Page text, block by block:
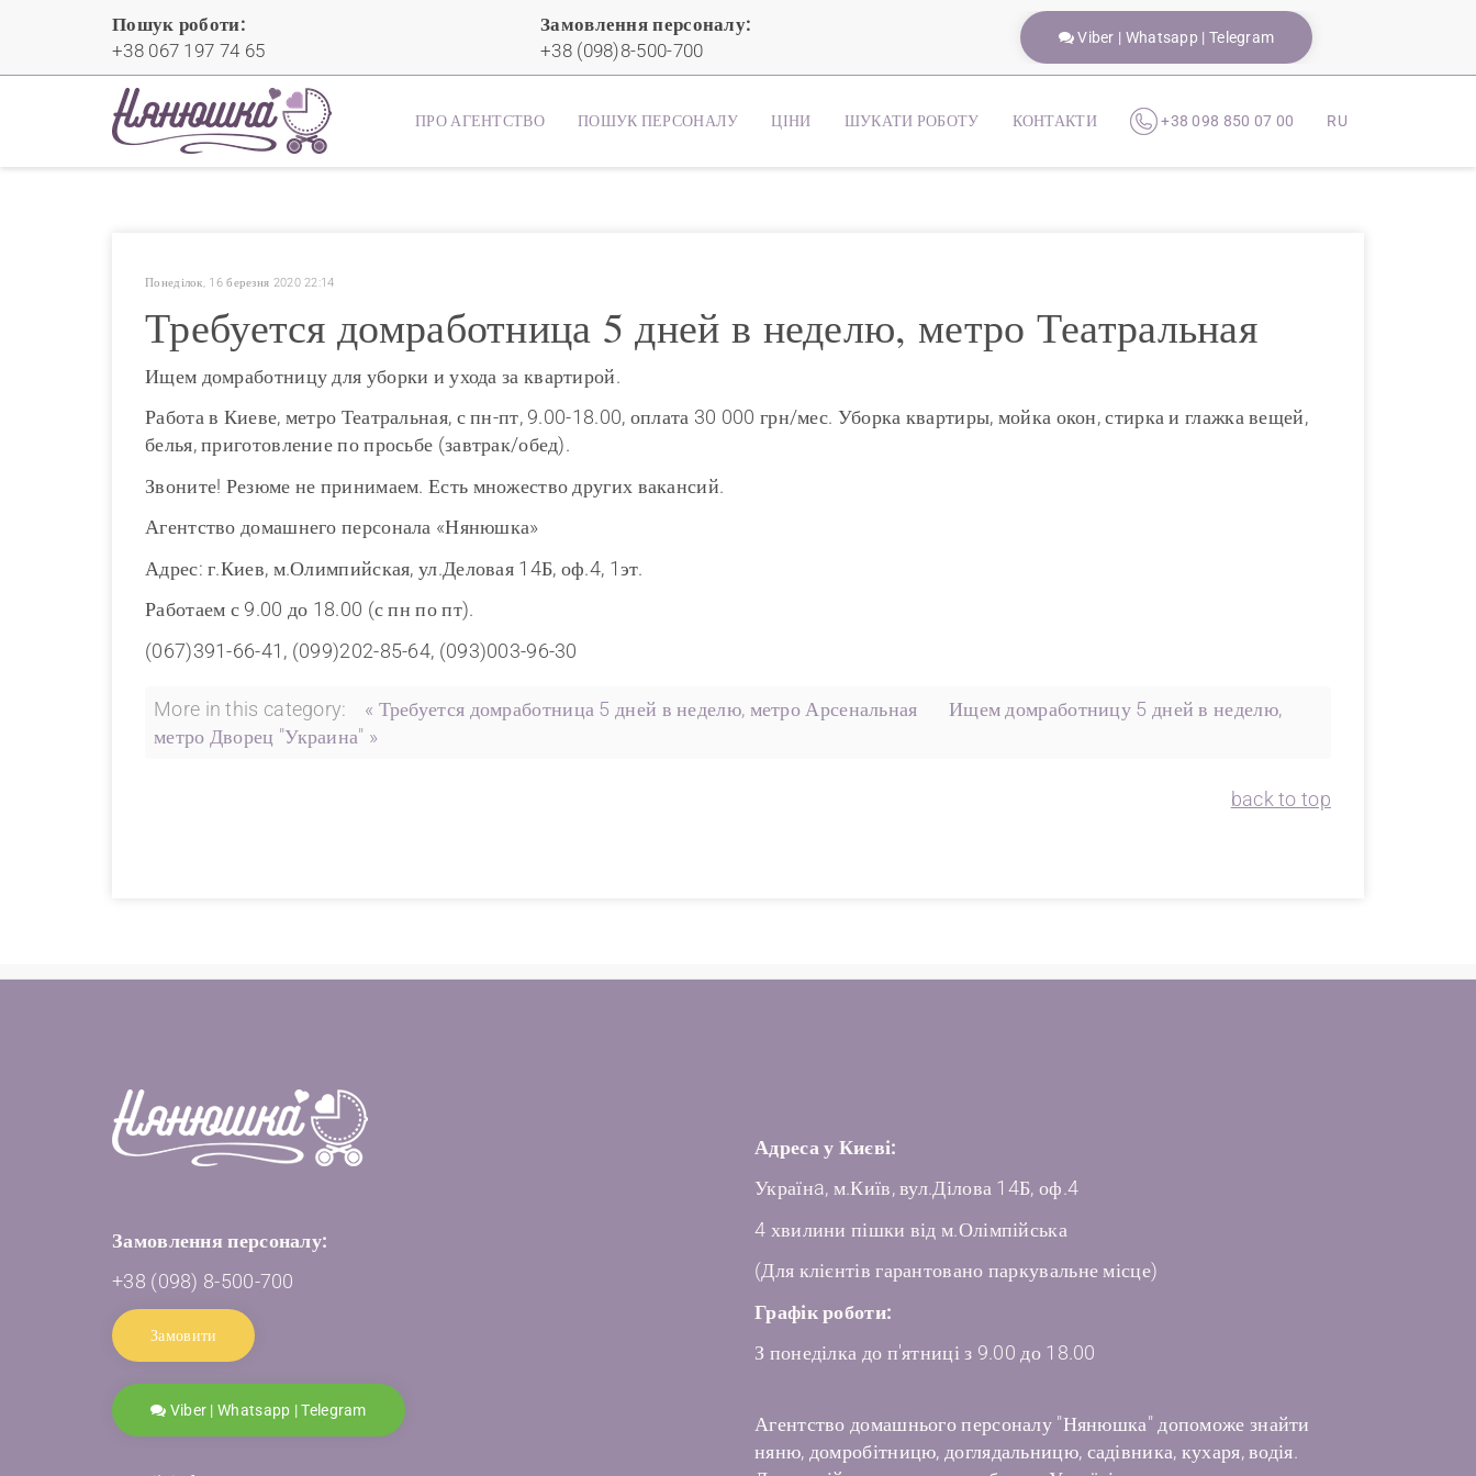
Пошук роботи:
+38 067 197 74 65
Замовлення персоналу:
+38 (098)8-500-700
Viber | Whatsapp | Telegram
ПРО АГЕНТСТВО ПОШУК ПЕРСОНАЛУ ЦІНИ ШУКАТИ РОБОТУ КОНТАКТИ +38 098 850 07 00 RU
Понеділок, 16 березня 2020 22:14
Требуется домработница 5 дней в неделю, метро Театральная
Ищем домработницу для уборки и ухода за квартирой.
Работа в Киеве, метро Театральная, с пн-пт, 9.00-18.00, оплата 30 000 грн/мес. Уборка квартиры, мойка окон, стирка и глажка вещей,
белья, приготовление по просьбе (завтрак/обед).
Звоните! Резюме не принимаем. Есть множество других вакансий.
Агентство домашнего персонала «Нянюшка»
Адрес: г.Киев, м.Олимпийская, ул.Деловая 14Б, оф.4, 1эт.
Работаем с 9.00 до 18.00 (с пн по пт).
(067)391-66-41, (099)202-85-64, (093)003-96-30
More in this category: « Требуется домработница 5 дней в неделю, метро Арсенальная
Ищем домработницу 5 дней в неделю,
метро Дворец "Украина" »
back to top
Замовлення персоналу:
+38 (098) 8-500-700
Замовити
Viber | Whatsapp | Telegram
Адреса у Києві:
Українa, м.Київ, вул.Ділова 14Б, оф.4
4 хвилини пішки від м.Олімпійська
(Для клієнтів гарантовано паркувальне місце)
Графік роботи:
З понеділка до п'ятниці з 9.00 до 18.00
Агентство домашнього персоналу "Нянюшка" допоможе знайти
няню, домробітницю, доглядальницю, садівника, кухаря, водія.